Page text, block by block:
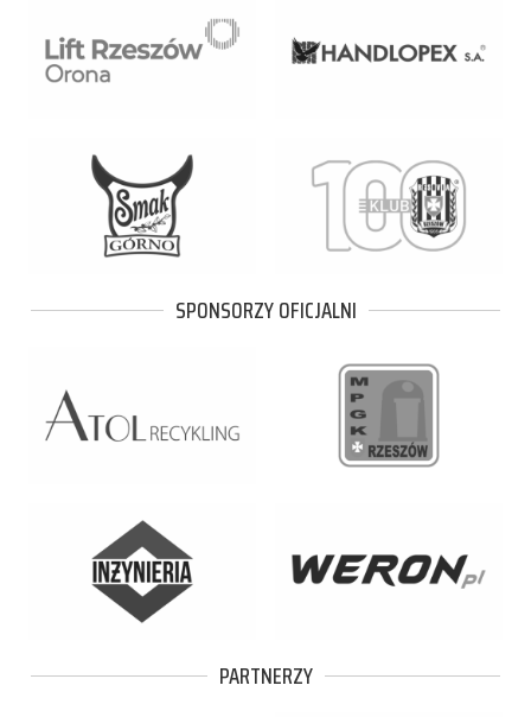
SPONSORZY OFICJALNI
PARTNERZY